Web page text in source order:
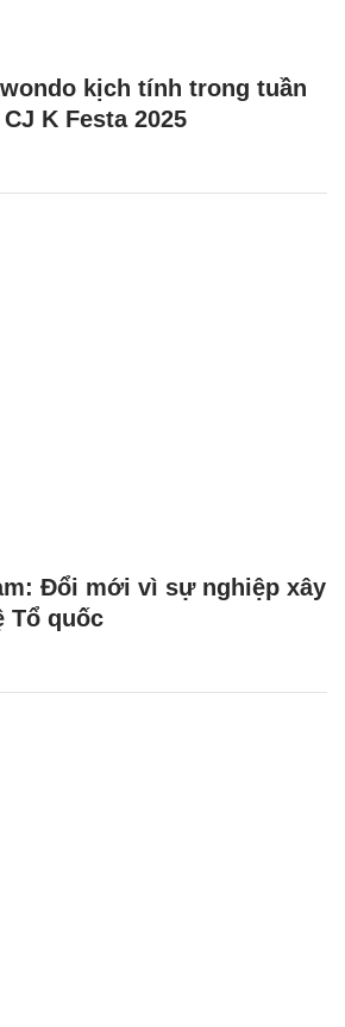
kịch tính trong tuần
K Festa 2025
Đổi mới vì sự nghiệp xây
Tổ quốc